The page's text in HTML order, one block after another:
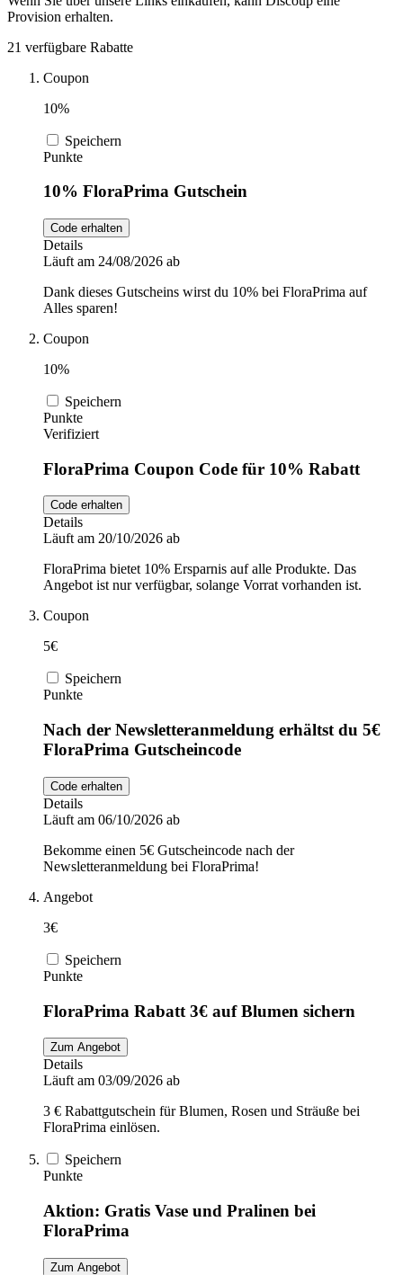
DocMorris
Intimissimi
Audible
Oakley
Fitness
Motorräder
Provision erhalten.
21 verfügbare Rabatte
Coupon
10%
Speichern
Punkte
10% FloraPrima Gutschein
Code erhalten
Details
Läuft am 24/08/2026 ab
Dank dieses Gutscheins wirst du 10% bei FloraPrima auf
Alles sparen!
Coupon
10%
Speichern
Punkte
Verifiziert
FloraPrima Coupon Code für 10% Rabatt
Code erhalten
Details
Läuft am 20/10/2026 ab
FloraPrima bietet 10% Ersparnis auf alle Produkte. Das
Angebot ist nur verfügbar, solange Vorrat vorhanden ist.
Coupon
5€
Speichern
Punkte
Nach der Newsletteranmeldung erhältst du 5€
FloraPrima Gutscheincode
Code erhalten
Details
Läuft am 06/10/2026 ab
Bekomme einen 5€ Gutscheincode nach der
Newsletteranmeldung bei FloraPrima!
Angebot
3€
Speichern
Punkte
FloraPrima Rabatt 3€ auf Blumen sichern
Zum Angebot
Details
Läuft am 03/09/2026 ab
3 € Rabattgutschein für Blumen, Rosen und Sträuße bei
FloraPrima einlösen.
Speichern
Punkte
Aktion: Gratis Vase und Pralinen bei
FloraPrima
Zum Angebot